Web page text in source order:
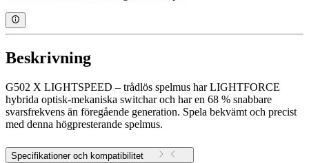
Beskrivning
G502 X LIGHTSPEED – trådlös spelmus har LIGHTFORCE
hybrida optisk-mekaniska switchar och har en 68 % snabbare
svarsfrekvens än föregående generation. Spela bekvämt och precist
med denna högpresterande spelmus.
Specifikationer och kompatibilitet